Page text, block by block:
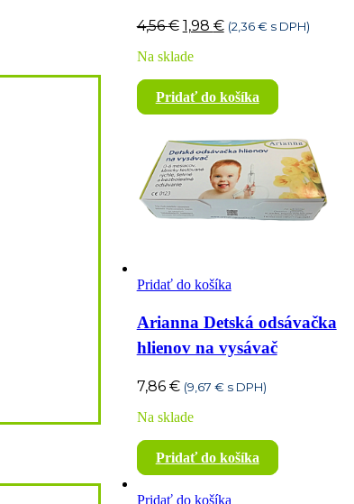
4,56€ Pôvodná
bola:
4,56 €.
1,98 €Aktuálna
1,98 €.
(2,36€ s DPH)
Na sklade
Pridať do košíka
Pridať do košíka
Arianna Detská odsávačka
hlienov na vysávač
7,86 € (9,67 € s DPH)
Na sklade
Pridať do košíka
Pridať do košíka